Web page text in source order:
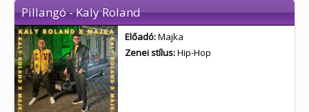
Pillangó - Kaly Roland
Előadó:Majka
Zenei stílus:Hip-Hop